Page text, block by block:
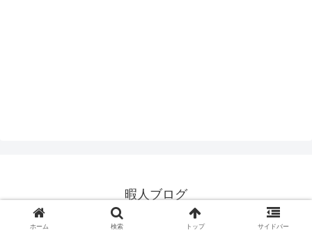
暇人ブログ
© 2016 暇人ブログ.
ホーム 検索 トップ サイドバー